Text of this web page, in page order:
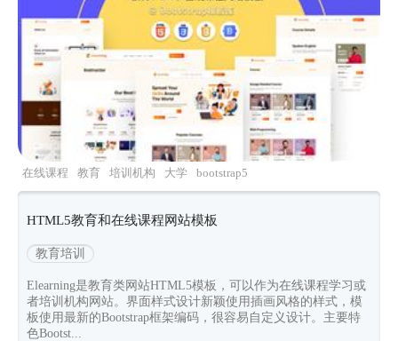
在线课程 教育 培训机构 大学 bootstrap5
HTML5教育和在线课程网站模板
教育培训
Elearning是教育类网站HTML5模板，可以作为在线课程学习或
者培训机构网站。界面样式设计新颖使用插画风格的样式，模
板使用最新的Bootstrap框架编码，很容易自定义设计。主要特
色Bootst...